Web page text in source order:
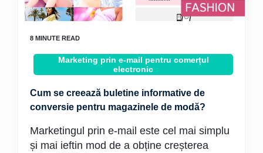
Marketing prin e-mail pentru comerțul
electronic
Cum se creează buletine informative de
conversie pentru magazinele de modă?
Marketingul prin e-mail este cel mai simplu
și mai ieftin mod de a obține creșterea